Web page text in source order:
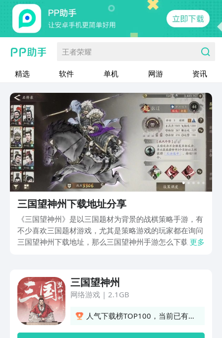
王者荣耀
精选 软件 单机 网游 资讯
三国望神州下载地址分享
《三国望神州》是以三国题材为背景的战棋策略手游，有
不少喜欢三国题材游戏，尤其是策略游戏的玩家都在询问
三国望神州下载地址，那么三国望神州手游怎么下载。其
更多
三国望神州
网络游戏| 2.1GB
人气下载榜TOP100，当前已有